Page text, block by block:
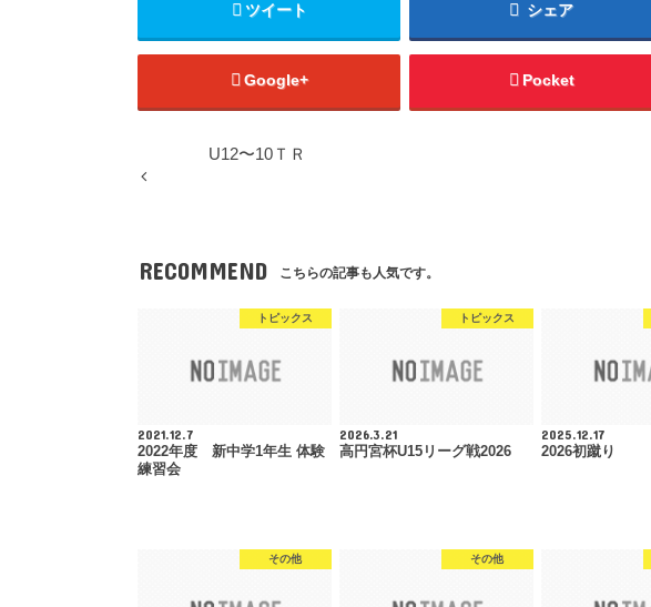
ツイート シェア
Google+ Pocket
U12〜10ＴＲ
RECOMMEND こちらの記事も人気です。
トピックス
2021.12.7
2022年度 新中学1年生 体験
練習会
トピックス
2026.3.21
高円宮杯U15リーグ戦2026
2025.12.17
2026初蹴り
その他 その他